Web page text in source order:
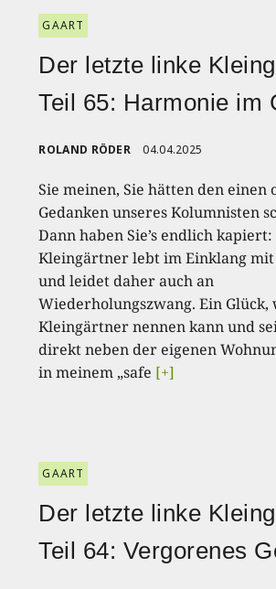
GAART
Der letzte linke
Teil 65: Harmonie im
ROLAND RÖDER 04.04.2025
Sie meinen, Sie hätten den einen
Gedanken unseres Kolumnisten
Dann haben Sie’s endlich
Kleingärtner lebt im Einklang
und leidet daher auch an
Wiederholungszwang. Ein
Kleingärtner nennen kann und
direkt neben der eigenen
in meinem „safe [+]
GAART
Der letzte linke
Teil 64: Vergorenes